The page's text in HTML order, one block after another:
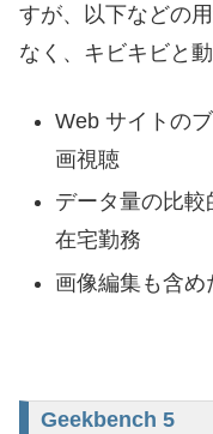
すが、以下などの
なく、キビキビと動
Web サイトの
画視聴
データ量の比
在宅勤務
画像編集も含
Geekbench 5